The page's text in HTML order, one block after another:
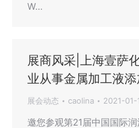
W…
展商风采|上海壹萨
业从事金属加工液
展会动态 caolina 2021-01-
邀您参观第21届中国国际